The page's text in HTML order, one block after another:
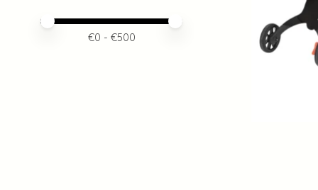
Minimale prijswaarde
Price maximum value
€0 - €500